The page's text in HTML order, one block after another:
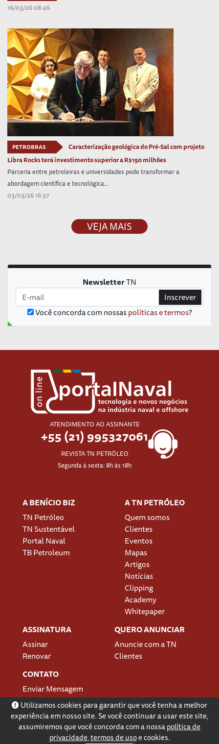
16/03/26 08:46
PETROBRAS
Caracterização geológica do Pré-Sal com projeto
Libra Rocks terá investimento superior a R$150 milhões
Parceria entre petroleiras e universidades pode transformar a
abordagem científica e tecnológica...
03/03/26 16:37
VEJA MAIS
NewsletterTN
Você concorda com nossaspolíticas e termos?
Inscrever
ATENDIMENTO AO ASSINANTE
+55 (21) 995327061
REVISTA TN PETRÓLEO
Segunda à sexta: 8h às 18h
A BENÍCIO BIZ
TN Petróleo
TN Sustentável
Portal Naval
TB Petroleum
A TN PETRÓLEO
Quem somos
Clientes
Eventos
Mapas
Artigos
Notícias
Clipping
Academy
Whitepaper
ASSINATURA
Assinar
Renovar
QUERO ANUNCIAR
Anuncie com a TN
Clientes
CONTATO
Enviar Mensagem
Localização
Utilizamos cookies para garantir que você tenha a melhor
experiência em nosso site. Se você continuar a usar este site,
assumiremos que você concorda com a nossapolítica de
privacidade,termos de usoe cookies.